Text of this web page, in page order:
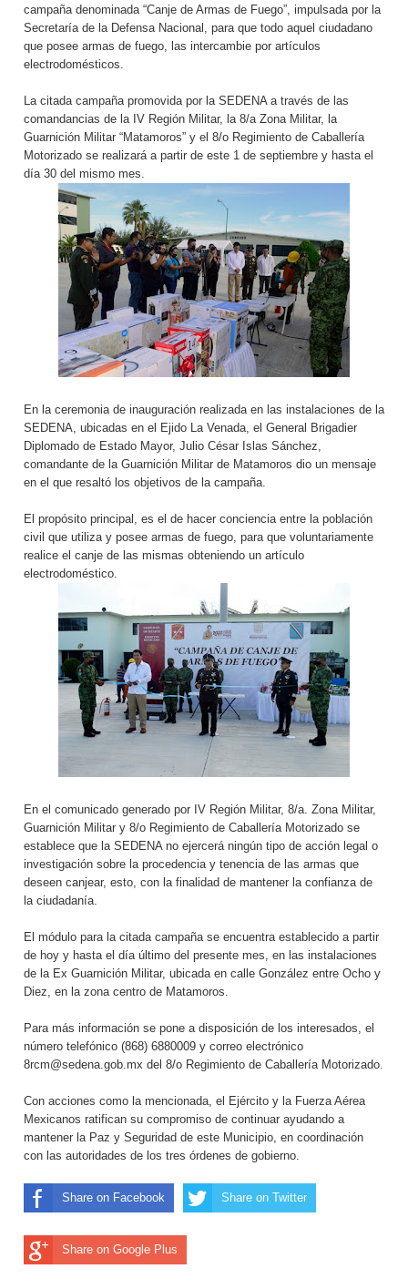
campaña denominada “Canje de Armas de Fuego”, impulsada por la
Secretaría de la Defensa Nacional, para que todo aquel ciudadano
que posee armas de fuego, las intercambie por artículos
electrodomésticos.
La citada campaña promovida por la SEDENA a través de las
comandancias de la IV Región Militar, la 8/a Zona Militar, la
Guarnición Militar “Matamoros” y el 8/o Regimiento de Caballería
Motorizado se realizará a partir de este 1 de septiembre y hasta el
día 30 del mismo mes.
En la ceremonia de inauguración realizada en las instalaciones de la
SEDENA, ubicadas en el Ejido La Venada, el General Brigadier
Diplomado de Estado Mayor, Julio César Islas Sánchez,
comandante de la Guarnición Militar de Matamoros dio un mensaje
en el que resaltó los objetivos de la campaña.
El propósito principal, es el de hacer conciencia entre la población
civil que utiliza y posee armas de fuego, para que voluntariamente
realice el canje de las mismas obteniendo un artículo
electrodoméstico.
En el comunicado generado por IV Región Militar, 8/a. Zona Militar,
Guarnición Militar y 8/o Regimiento de Caballería Motorizado se
establece que la SEDENA no ejercerá ningún tipo de acción legal o
investigación sobre la procedencia y tenencia de las armas que
deseen canjear, esto, con la finalidad de mantener la confianza de
la ciudadanía.
El módulo para la citada campaña se encuentra establecido a partir
de hoy y hasta el día último del presente mes, en las instalaciones
de la Ex Guarnición Militar, ubicada en calle González entre Ocho y
Diez, en la zona centro de Matamoros.
Para más información se pone a disposición de los interesados, el
número telefónico (868) 6880009 y correo electrónico
8rcm@sedena.gob.mx del 8/o Regimiento de Caballería Motorizado.
Con acciones como la mencionada, el Ejército y la Fuerza Aérea
Mexicanos ratifican su compromiso de continuar ayudando a
mantener la Paz y Seguridad de este Municipio, en coordinación
con las autoridades de los tres órdenes de gobierno.
Share on Facebook Share on Twitter
Share on Google Plus